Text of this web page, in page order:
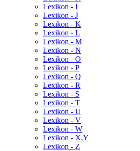
Lexikon - I
Lexikon - J
Lexikon - K
Lexikon - L
Lexikon - M
Lexikon - N
Lexikon - O
Lexikon - P
Lexikon - Q
Lexikon - R
Lexikon - S
Lexikon - T
Lexikon - U
Lexikon - V
Lexikon - W
Lexikon - X,Y
Lexikon - Z